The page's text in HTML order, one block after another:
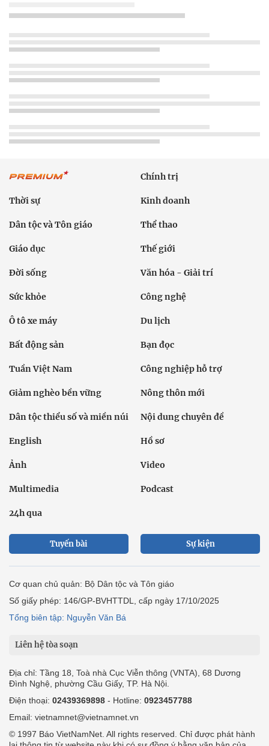
Chính trị
Thời sự Kinh doanh
Dân tộc và Tôn giáo Thể thao
Giáo dục Thế giới
Đời sống Văn hóa - Giải trí
Sức khỏe Công nghệ
Ô tô xe máy Du lịch
Bất động sản Bạn đọc
Tuần Việt Nam Công nghiệp hỗ trợ
Giảm nghèo bền vững Nông thôn mới
Dân tộc thiểu số và miền núi Nội dung chuyên đề
English Hồ sơ
Ảnh Video
Multimedia Podcast
24h qua
Tuyến bài Sự kiện
Cơ quan chủ quản: Bộ Dân tộc và Tôn giáo
Số giấy phép: 146/GP-BVHTTDL, cấp ngày 17/10/2025
Tổng biên tập: Nguyễn Văn Bá
Liên hệ tòa soạn
Địa chỉ: Tầng 18, Toà nhà Cục Viễn thông (VNTA), 68 Dương
Đình Nghệ, phường Cầu Giấy, TP. Hà Nội.
Điện thoại: 02439369898 - Hotline: 0923457788
Email: vietnamnet@vietnamnet.vn
© 1997 Báo VietNamNet. All rights reserved. Chỉ được phát hành